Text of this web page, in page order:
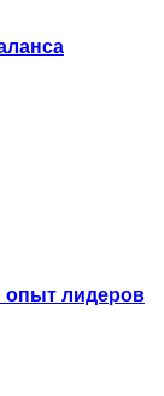
опыт лидеров